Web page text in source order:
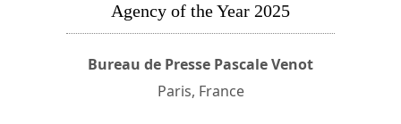
Agency of the Year 2025
Bureau de Presse Pascale Venot
Paris, France